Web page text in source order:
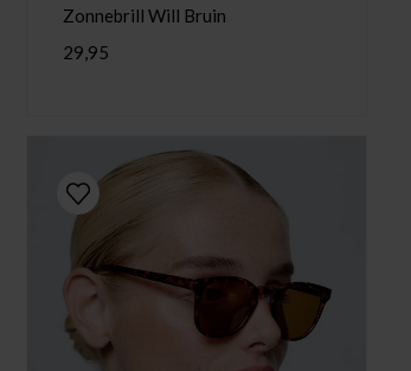
Zonnebrill Will Bruin
29,95